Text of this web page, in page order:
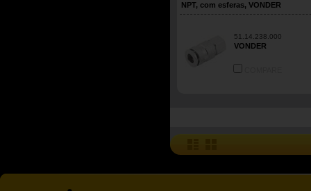
NPT, com esferas, VONDER
51.14.238.000
VONDER